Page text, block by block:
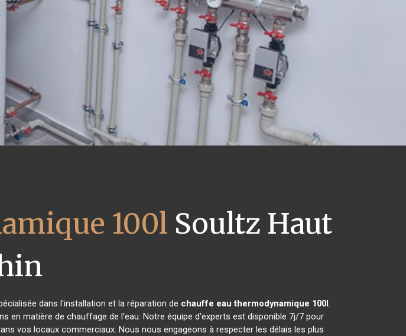
100l Soultz Haut
dans l'installation et la réparation de chauffe eau thermodynamique 100l.
matière de chauffage de l'eau. Notre équipe d'experts est disponible 7j/7 pour
vos locaux commerciaux. Nous nous engageons à respecter les délais les plus